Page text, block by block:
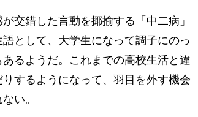
交錯した言動を揶揄する「中二病」
として、大学生になって調子にのっ
るようだ。これまでの高校生活と違
するようになって、羽目を外す機会
い。